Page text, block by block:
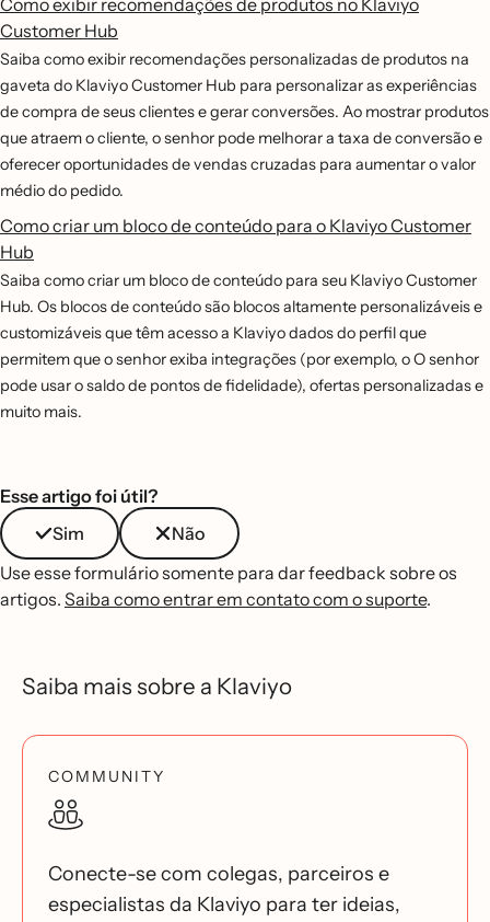
Como exibir recomendações de produtos no Klaviyo
Customer Hub
Saiba como exibir recomendações personalizadas de produtos na
gaveta do Klaviyo Customer Hub para personalizar as experiências
de compra de seus clientes e gerar conversões. Ao mostrar produtos
que atraem o cliente, o senhor pode melhorar a taxa de conversão e
oferecer oportunidades de vendas cruzadas para aumentar o valor
médio do pedido.
Como criar um bloco de conteúdo para o Klaviyo Customer
Hub
Saiba como criar um bloco de conteúdo para seu Klaviyo Customer
Hub. Os blocos de conteúdo são blocos altamente personalizáveis e
customizáveis que têm acesso a Klaviyo dados do perfil que
permitem que o senhor exiba integrações (por exemplo, o O senhor
pode usar o saldo de pontos de fidelidade), ofertas personalizadas e
muito mais.
Esse artigo foi útil?
Sim
Não
Use esse formulário somente para dar feedback sobre os
artigos. Saiba como entrar em contato com o suporte.
Saiba mais sobre a Klaviyo
COMMUNITY
Conecte-se com colegas, parceiros e
especialistas da Klaviyo para ter ideias,